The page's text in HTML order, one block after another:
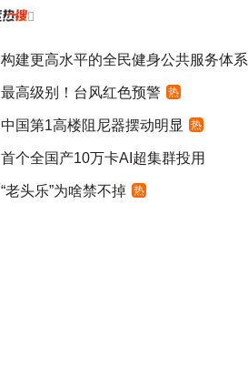

构建更高水平的全民健身公共服务体系
最高级别！台风红色预警 热
中国第1高楼阻尼器摆动明显 热
首个全国产10万卡AI超集群投用
“老头乐”为啥禁不掉 热